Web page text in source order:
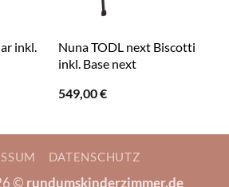
inkl.
Nuna TODL next Biscotti
inkl. Base next
549,00€
DATENSCHUTZ
© rundumskinderzimmer.de